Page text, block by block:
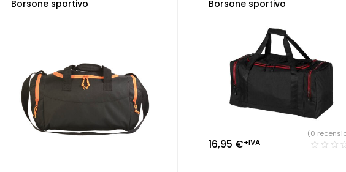
Borsone sportivo Borsone sportivo
16,95 €+IVA
(0